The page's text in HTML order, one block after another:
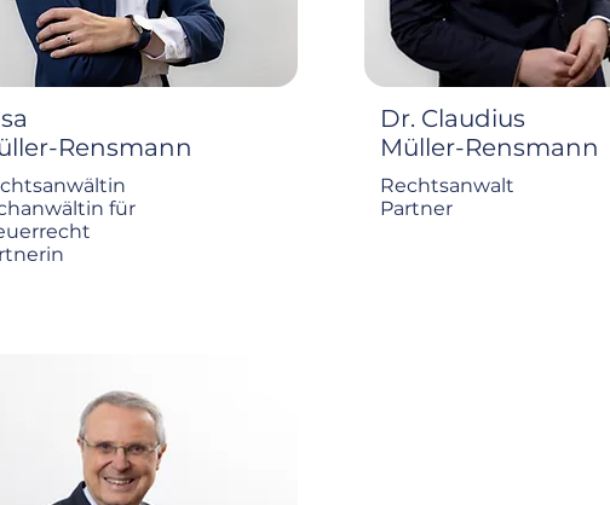
Rensmann​
für
Dr. Claudius
Müller-Rensmann
Rechtsanwalt
Partner